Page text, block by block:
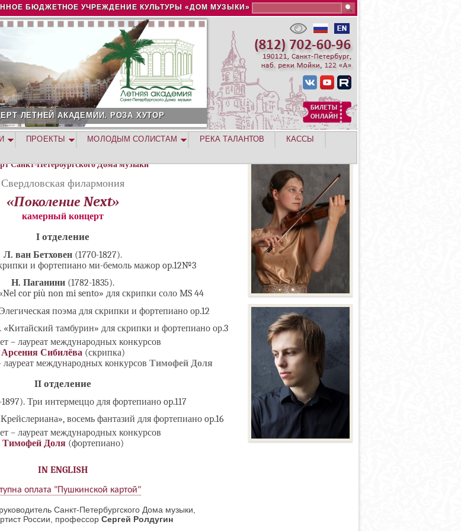
Jump to navigation
БЮДЖЕТНОЕ УЧРЕЖДЕНИЕ КУЛЬТУРЫ «ДОМ МУЗЫКИ»
ЛЕТНЕЙ АКАДЕМИИ. РОЗА ХУТОР
Санкт-Петербургского Дома музыки
Свердловская филармония
«Поколение Next»
камерный концерт
I отделение
Л. ван Бетховен (1770-1827).
и фортепиано ми-бемоль мажор op.12№3
Н. Паганини (1782-1835).
cor più non mi sento» для скрипки соло MS 44
поэма для скрипки и фортепиано ор.12
«Китайский тамбурин» для скрипки и фортепиано ор.3
– лауреат международных конкурсов
Арсения Сибилёва (скрипка)
международных конкурсов Тимофей Доля
II отделение
Три интермеццо для фортепиано op.117
восемь фантазий для фортепиано op.16
– лауреат международных конкурсов
Тимофей Доля(фортепиано)
IN ENGLISH
оплата "Пушкинской картой"
Санкт-Петербургского Дома музыки,
России, профессор Сергей Ролдугин
ПРОЕКТЫ МОЛОДЫМ СОЛИСТАМ РЕКА ТАЛАНТОВ
КАССЫ